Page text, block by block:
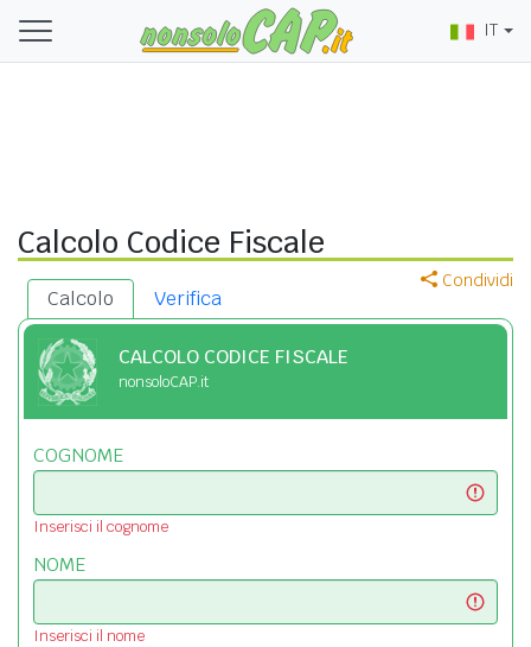
IT
Calcolo Codice Fiscale
Condividi
Calcolo Verifica
CALCOLO CODICE FISCALE
nonsoloCAP.it
COGNOME
Inserisci il cognome
NOME
Inserisci il nome